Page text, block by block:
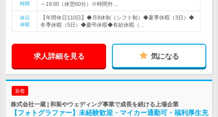
時間
～19:00（休憩60分）※時間外…
休日
休暇
【年間休日110日】◆月8休制（シフト制）◆夏季休暇（3日）◆
冬季休暇（5日）◆慶弔休暇◆有給休暇（…
求人詳細を見る 気になる
新着
株式会社一蔵 | 和装やウェディング事業で成長を続ける上場企業
【フォトグラファー】未経験歓迎・マイカー通勤可・福利厚生充